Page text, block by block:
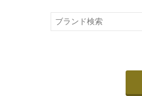
または梱包材不要の「集荷
箱に売りたいお品をつめて